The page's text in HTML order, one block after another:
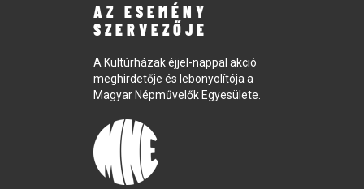
AZ ESEMÉNY
SZERVEZŐJE
A Kultúrházak éjjel-nappal akció
meghirdetője és lebonyolítója a
Magyar Népművelők Egyesülete.